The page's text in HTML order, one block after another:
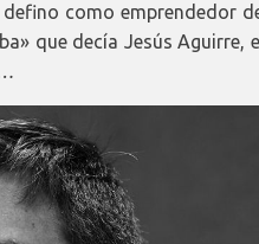
como emprendedor
que decía Jesús Aguirre,